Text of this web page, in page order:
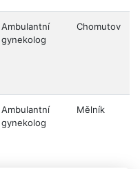
Ambulantní
gynekolog
Chomutov
Ambulantní
gynekolog
Mělník